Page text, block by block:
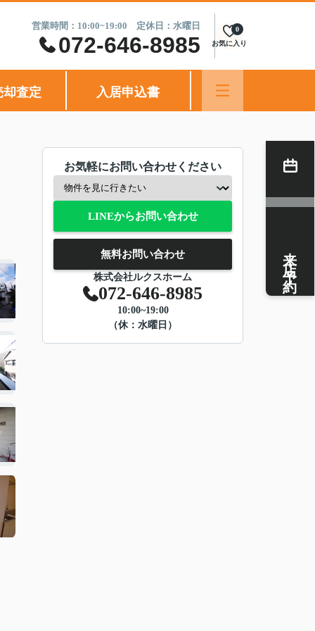
営業時間：10:00~19:00 定休日：水曜日
072-646-8985 お気に入り
0
却査定 入居申込書
お気軽にお問い合わせください
LINEからお問い合わせ
無料お問い合わせ
株式会社ルクスホーム
072-646-8985
10:00~19:00
（休：水曜日）
来店予約